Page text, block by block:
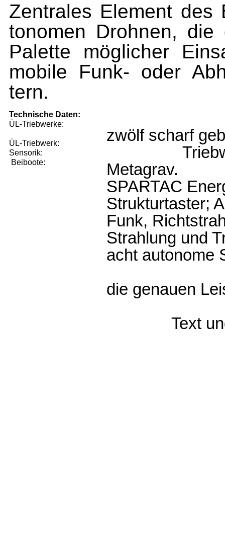
Zentrales Element
tonomen Drohnen,
Palette möglicher
mobile Funk- oder
tern.
Technische Daten:
ÜL-Triebwerke:
ÜL-Triebwerk:
Sensorik:
Beiboote:
zwölf scharf
Metagrav.
SPARTAC
Strukturtaster;
Funk,
Strahlung und
acht autonome
die genauen
Text